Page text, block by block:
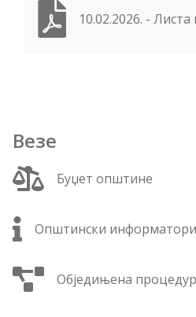
10.02.2026. -
Везе
Буџет општине
Општински
Обједињена